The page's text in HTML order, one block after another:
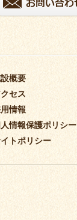
概要
セス
情報
情報保護ポリシー
トポリシー